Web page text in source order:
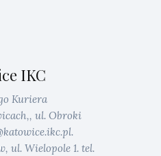
IKC
Kuriera
ul. Obroki
ul. Wielopole 1. tel.